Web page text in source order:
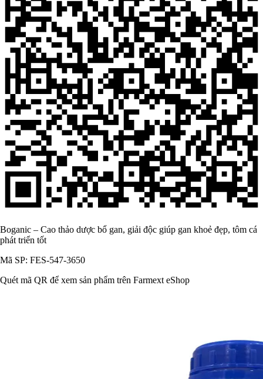
Boganic – Cao thảo dược bổ gan, giải độc giúp gan khoẻ đẹp, tôm cá
phát triển tốt
Mã SP: FES-547-3650
Quét mã QR để xem sản phẩm trên Farmext eShop